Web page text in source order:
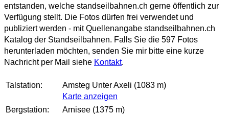
entstanden, welche standseilbahnen.ch gerne öffentlich zur
Verfügung stellt. Die Fotos dürfen frei verwendet und
publiziert werden - mit Quellenangabe standseilbahnen.ch
Katalog der Standseilbahnen. Falls Sie die 597 Fotos
herunterladen möchten, senden Sie mir bitte eine kurze
Nachricht per Mail siehe Kontakt.
Talstation:
Amsteg Unter Axeli (1083 m)
Karte anzeigen
Bergstation:
Arnisee (1375 m)